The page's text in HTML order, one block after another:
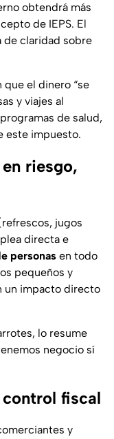
obtendrá más
de IEPS. El
de claridad sobre
que el dinero “se
y viajes al
de salud,
este impuesto.
riesgo,
jugos
directa e
personas en todo
pequeños y
un impacto directo
lo resume
negocio sí
fiscal
y